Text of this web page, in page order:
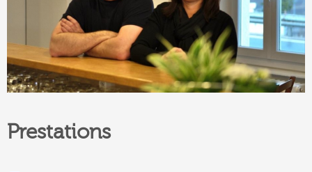
Prestations